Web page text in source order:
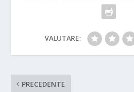
VALUTARE:
PRECEDENTE